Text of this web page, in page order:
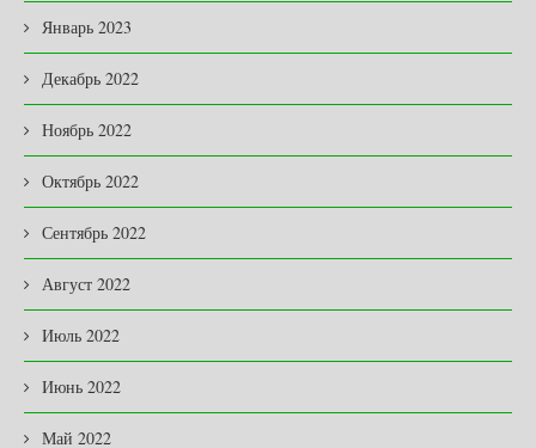
Январь 2023
Декабрь 2022
Ноябрь 2022
Октябрь 2022
Сентябрь 2022
Август 2022
Июль 2022
Июнь 2022
Май 2022